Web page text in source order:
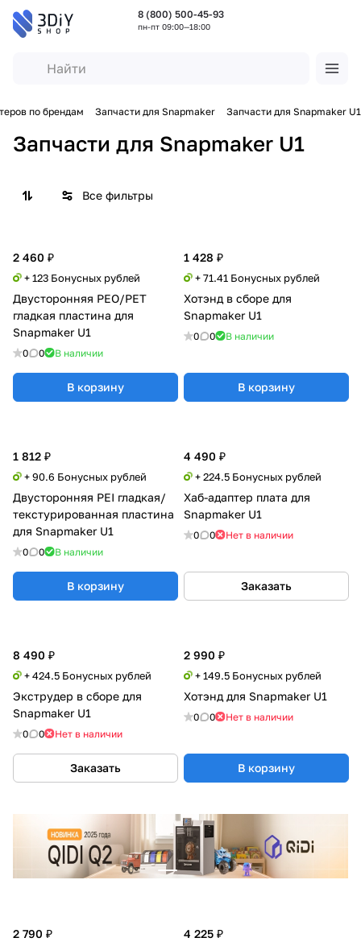
8 (800) 500-45-93
пн-пт 09:00—18:00
по брендам Запчасти для Snapmaker Запчасти для Snapmaker U1
Запчасти для Snapmaker U1
Все фильтры
2 460 ₽
+ 123 Бонусных рублей
Двусторонняя PEO/PET
гладкая пластина для
Snapmaker U1
0 0 В наличии
В корзину
1 428 ₽
+ 71.41 Бонусных рублей
Хотэнд в сборе для
Snapmaker U1
0 0 В наличии
В корзину
1 812 ₽
+ 90.6 Бонусных рублей
Двусторонняя PEI гладкая/
текстурированная пластина
для Snapmaker U1
0 0 В наличии
В корзину
4 490 ₽
+ 224.5 Бонусных рублей
Хаб-адаптер плата для
Snapmaker U1
0 0 Нет в наличии
Заказать
8 490 ₽
+ 424.5 Бонусных рублей
Экструдер в сборе для
Snapmaker U1
0 0 Нет в наличии
Заказать
2 990 ₽
+ 149.5 Бонусных рублей
Хотэнд для Snapmaker U1
0 0 Нет в наличии
В корзину
2 790 ₽ 4 225 ₽